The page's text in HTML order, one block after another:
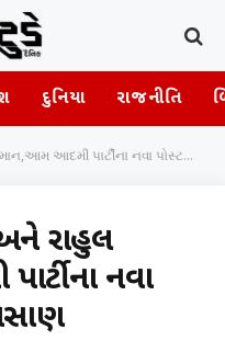
દુનિયા રાજનીતિ
પાર્ટીના નવા પોસ્ટરથી રાજકીય ઘમસાણ
રાહુલ
નવા